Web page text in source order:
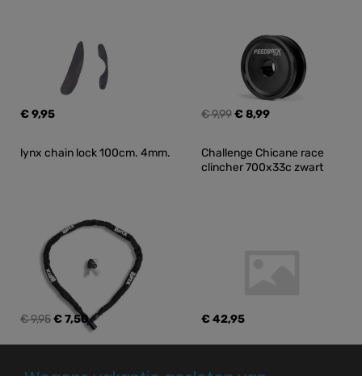
€ 9,95 € 9,99€ 8,99
lynx chain lock 100cm. 4mm.
€ 9,95€ 7,50
Challenge Chicane race
clincher 700x33c zwart
€ 42,95